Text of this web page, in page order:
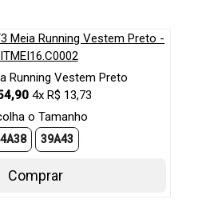
Running Vestem Preto
4x R$ 13,73
o Tamanho
39A43
Comprar